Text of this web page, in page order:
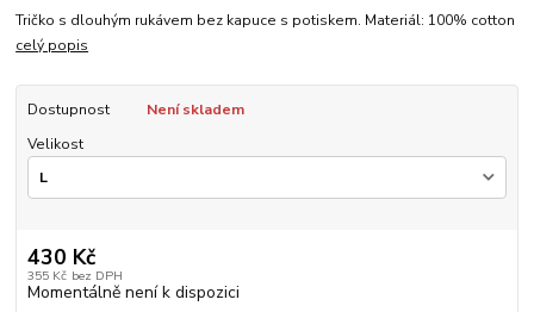
Tričko s dlouhým rukávem bez kapuce s potiskem. Materiál: 100% cotton
celý popis
Dostupnost
Není skladem
Velikost
430 Kč
355 Kč bez DPH
Momentálně není k dispozici